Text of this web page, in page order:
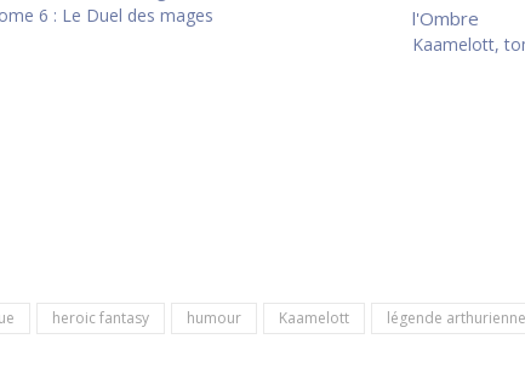
6 : Le Duel des mages
Kaamelott,
heroic fantasy humour Kaamelott légende arthurienne